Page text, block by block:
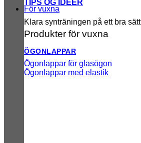
TIPS OG IDEER
Klara synträningen på ett bra sätt
För vuxna
Produkter för vuxna
ÖGONLAPPAR
Ögonlappar för glasögon
Ögonlappar med elastik